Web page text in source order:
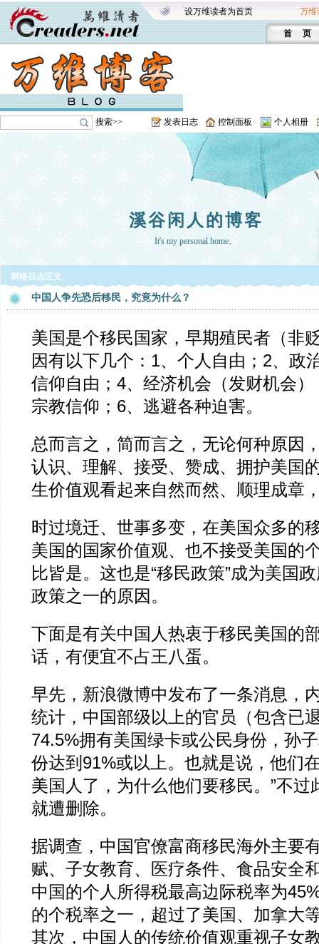
设万维读者为首页 万维
首 页
搜索>> 发表日志 控制面板 个人相册
溪谷闲人的博客
It's my personal home。
网络日志正文
中国人争先恐后移民，究竟为什么？
美国是个移民国家，早期殖民者（非
因有以下几个：1、个人自由；2、政
信仰自由；4、经济机会（发财机会
宗教信仰；6、逃避各种迫害。
总而言之，简而言之，无论何种原因
认识、理解、接受、赞成、拥护美国
生价值观看起来自然而然、顺理成章
时过境迁、世事多变，在美国众多的
美国的国家价值观、也不接受美国的
比皆是。这也是“移民政策”成为美国
政策之一的原因。
下面是有关中国人热衷于移民美国的
话，有便宜不占王八蛋。
早先，新浪微博中发布了一条消息，
统计，中国部级以上的官员（包含已
74.5%拥有美国绿卡或公民身份，孙
份达到91%或以上。也就是说，他们
美国人了，为什么他们要移民。”不过
就遭删除。
据调查，中国官僚富商移民海外主要
赋、子女教育、医疗条件、食品安全
中国的个人所得税最高边际税率为
的个税率之一，超过了美国、加拿大
其次，中国人的传统价值观重视子女